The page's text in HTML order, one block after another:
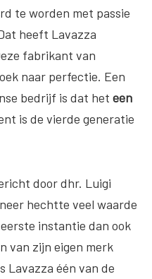
te worden met passie
heeft Lavazza
fabrikant van
naar perfectie. Een
bedrijf is dat het een
is de vierde generatie
door dhr. Luigi
hechtte veel waarde
instantie dan ook
van zijn eigen merk
Lavazza één van de